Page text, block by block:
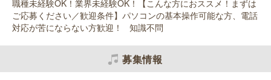
職種未経験OK！業界未経験OK！【こんな方におススメ！まずは
ご応募ください／歓迎条件】パソコンの基本操作可能な方、電話
対応が苦にならない方歓迎！ 知識不問
募集情報